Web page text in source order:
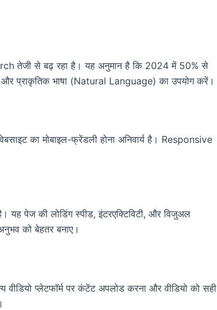
तेजी से बढ़ रहा है। यह अनुमान है कि 2024 में 50% से
प्राकृतिक भाषा (Natural Language) का उपयोग करें।
का मोबाइल-फ्रेंडली होना अनिवार्य है। Responsive
पेज की लोडिंग स्पीड, इंटरएक्टिविटी, और विजुअल
को बेहतर बनाए।
प्लेटफॉर्म पर कंटेंट अपलोड करना और वीडियो को सही